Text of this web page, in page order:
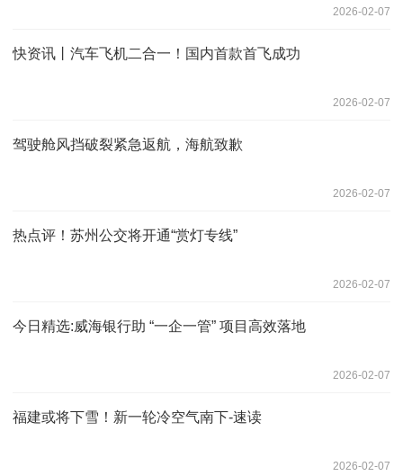
2026-02-07
快资讯丨汽车飞机二合一！国内首款首飞成功
2026-02-07
驾驶舱风挡破裂紧急返航，海航致歉
2026-02-07
热点评！苏州公交将开通“赏灯专线”
2026-02-07
今日精选:威海银行助 “一企一管” 项目高效落地
2026-02-07
福建或将下雪！新一轮冷空气南下-速读
2026-02-07